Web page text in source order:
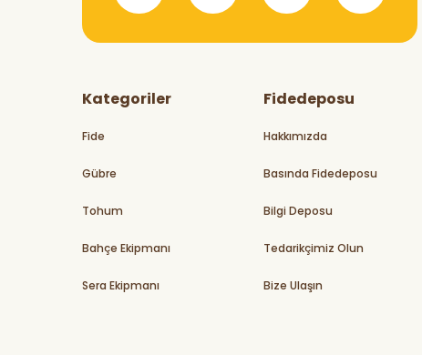
Kategoriler
Fide
Gübre
Tohum
Bahçe Ekipmanı
Sera Ekipmanı
Fidedeposu
Hakkımızda
Basında Fidedeposu
Bilgi Deposu
Tedarikçimiz Olun
Bize Ulaşın